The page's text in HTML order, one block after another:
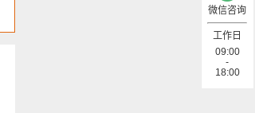
微信咨询
工作日
09:00
-
18:00